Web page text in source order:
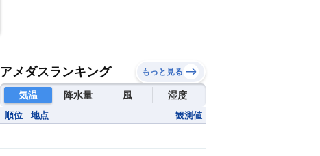
アメダスランキング もっと見る
気温 降水量 風 湿度
順位 地点 観測値